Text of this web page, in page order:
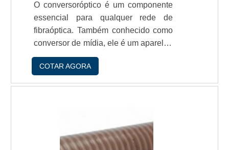
O conversoróptico é um componente
essencial para qualquer rede de
fibraóptica. Também conhecido como
conversor de mídia, ele é um aparelho
ativo de rede que tem como objetivo
converter sinais do meio elétrico para
o meioóptico e vice versa. Existem
variar de acordo com fatores como:
Mídia que será convertida; Distância
que a fibraóptica percorre; Marca do
COTAR AGORA